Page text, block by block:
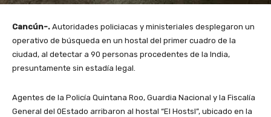
Cancún-. Autoridades policiacas y ministeriales desplegaron un
operativo de búsqueda en un hostal del primer cuadro de la
ciudad, al detectar a 90 personas procedentes de la India,
presuntamente sin estadía legal.
Agentes de la Policía Quintana Roo, Guardia Nacional y la Fiscalía
General del 0Estado arribaron al hostal “El Hostsl”, ubicado en la